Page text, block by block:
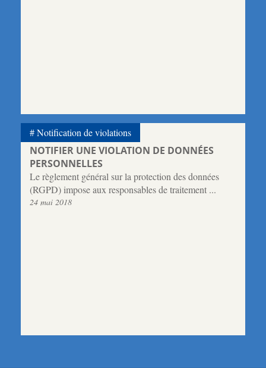
NOTIFIER UNE VIOLATION DE DONNÉES
PERSONNELLES
Le règlement général sur la protection des données
(RGPD) impose aux responsables de traitement ...
24 mai 2018
Notification de violations